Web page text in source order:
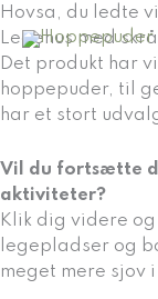
Gå
til
indholdet
Hovsa, du ledte
Legehus med
Det produkt har
hoppepuder, til
har et stort
Vil du fortsætte
aktiviteter?
Klik dig videre
legepladser og
meget mere sjov